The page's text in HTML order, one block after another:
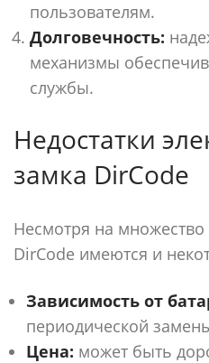
пользователям.
Долговечность:
механизмы
службы.
Недостатки
замка DirCode
Несмотря на
DirCode имеются и
Зависимость от
периодической
Цена: может быть